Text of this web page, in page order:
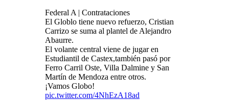
Federal A | Contrataciones
El Globlo tiene nuevo refuerzo, Cristian
Carrizo se suma al plantel de Alejandro
Abaurre.
El volante central viene de jugar en
Estudiantil de Castex,también pasó por
Ferro Carril Oste, Villa Dalmine y San
Martín de Mendoza entre otros.
¡Vamos Globo!
pic.twitter.com/4NhEzA18ad